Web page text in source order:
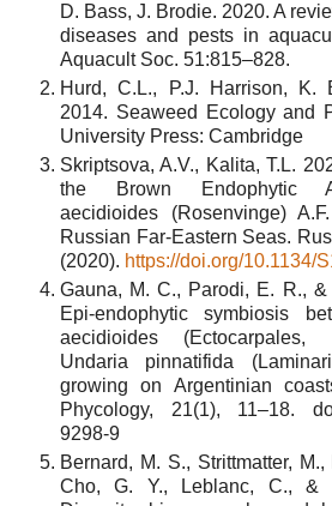
D. Bass, J. Brodie. 2020. A
diseases and pests in
Aquacult Soc. 51:815–828.
Hurd, C.L., P.J. Harrison, K.
2014. Seaweed Ecology and
University Press: Cambridge
Skriptsova, A.V., Kalita, T.L.
the Brown Endophytic
aecidioides (Rosenvinge)
Russian Far-Eastern Seas.
(2020). https://doi.org/10.1134/
Gauna, M. C., Parodi, E. R.,
Epi-endophytic symbiosis
aecidioides (Ectocarpales,
Undaria pinnatifida
growing on Argentinian
Phycology, 21(1), 11–18.
9298-9
Bernard, M. S., Strittmatter,
Cho, G. Y., Leblanc, C., &